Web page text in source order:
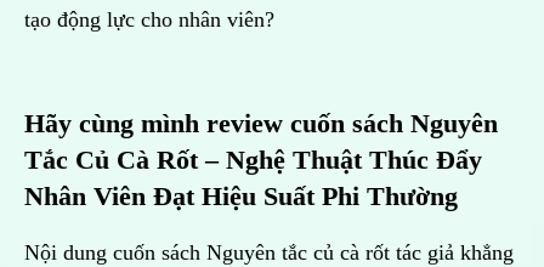
tạo động lực cho nhân viên?
Hãy cùng mình review cuốn sách Nguyên
Tắc Củ Cà Rốt – Nghệ Thuật Thúc Đẩy
Nhân Viên Đạt Hiệu Suất Phi Thường
Nội dung cuốn sách Nguyên tắc củ cà rốt tác giả khẳng